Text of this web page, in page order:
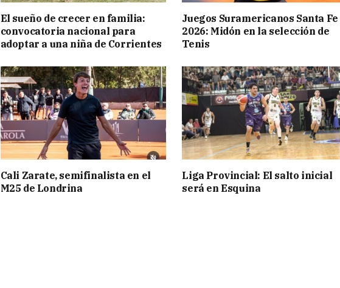
El sueño de crecer en familia:
convocatoria nacional para
adoptar a una niña de Corrientes
Juegos Suramericanos Santa Fe
2026: Midón en la selección de
Tenis
Cali Zarate, semifinalista en el
M25 de Londrina
Liga Provincial: El salto inicial
será en Esquina